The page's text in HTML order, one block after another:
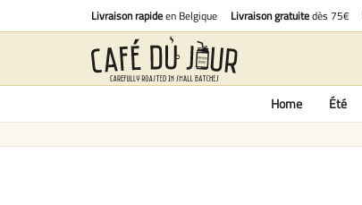
Livraison rapideen Belgique Livraison gratuitedès 75€
Home Été